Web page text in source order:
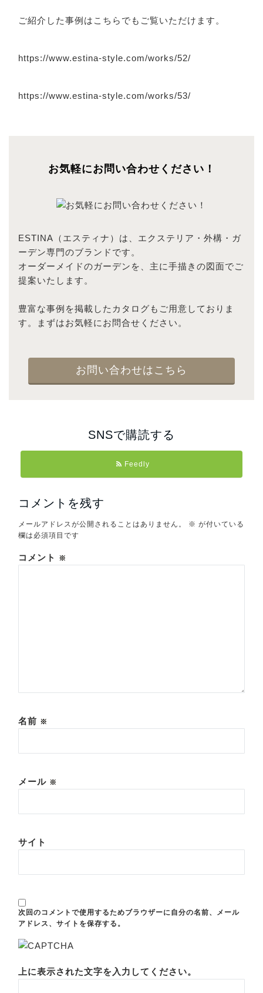
ご紹介した事例はこちらでもご覧いただけます。
https://www.estina-style.com/works/52/
https://www.estina-style.com/works/53/
お気軽にお問い合わせください！
ESTINA（エスティナ）は、エクステリア・外構・ガ
ーデン専門のブランドです。
オーダーメイドのガーデンを、主に手描きの図面でご
提案いたします。
豊富な事例を掲載したカタログもご用意しておりま
す。まずはお気軽にお問合せください。
お問い合わせはこちら
SNSで購読する
Feedly
コメントを残す
メールアドレスが公開されることはありません。 ※ が付いている
欄は必須項目です
コメント ※
名前 ※
メール ※
サイト
次回のコメントで使用するためブラウザーに自分の名前、メール
アドレス、サイトを保存する。
上に表示された文字を入力してください。